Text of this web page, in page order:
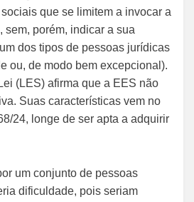
que se limitem a invocar a
porém, indicar a sua
dos tipos de pessoas jurídicas
ou, de modo bem excepcional).
(LES) afirma que a EES não
Suas características vem no
24, longe de ser apta a adquirir
um conjunto de pessoas
dificuldade, pois seriam